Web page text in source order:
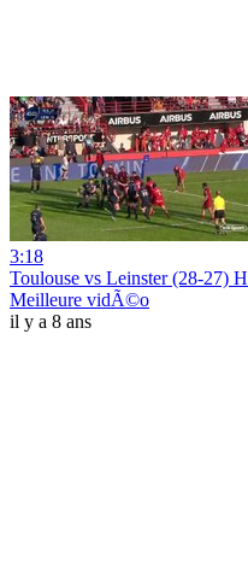
3:18
Toulouse vs Leinster (28-27)
Meilleure vidÃ©o
il y a 8 ans